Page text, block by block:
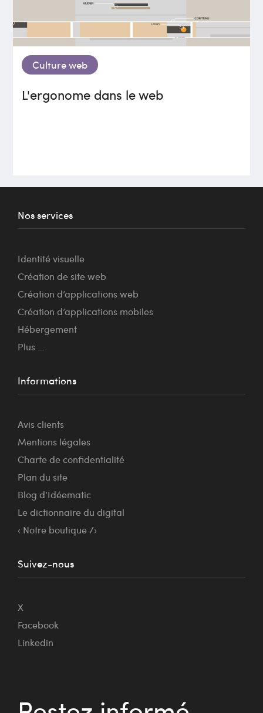
Culture web
L'ergonome dans le web
Nos services
Identité visuelle
Création de site web
Création d’applications web
Création d’applications mobiles
Hébergement
Plus …
Informations
Avis clients
Mentions légales
Charte de confidentialité
Plan du site
Blog d’Idéematic
Le dictionnaire du digital
‹ Notre boutique /›
Suivez-nous
X
Facebook
Linkedin